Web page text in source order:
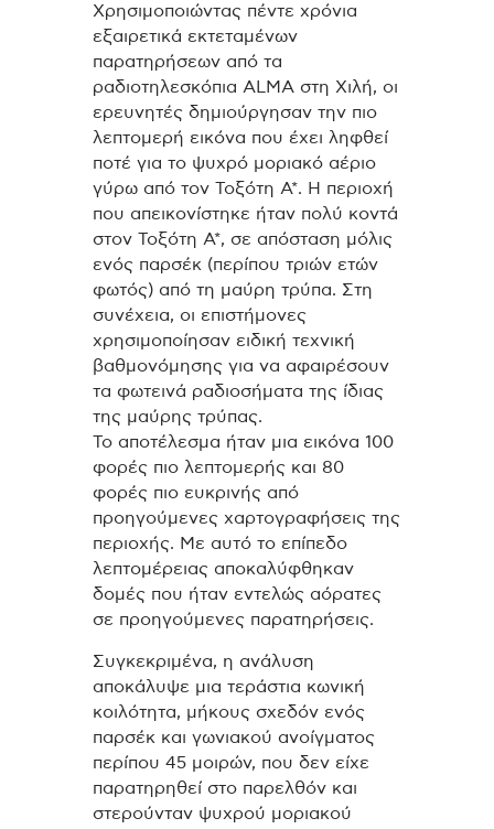
Χρησιμοποιώντας πέντε χρόνια
εξαιρετικά εκτεταμένων
παρατηρήσεων από τα
ραδιοτηλεσκόπια ALMA στη Χιλή, οι
ερευνητές δημιούργησαν την πιο
λεπτομερή εικόνα που έχει ληφθεί
ποτέ για το ψυχρό μοριακό αέριο
γύρω από τον Τοξότη A*. Η περιοχή
που απεικονίστηκε ήταν πολύ κοντά
στον Τοξότη Α*, σε απόσταση μόλις
ενός παρσέκ (περίπου τριών ετών
φωτός) από τη μαύρη τρύπα. Στη
συνέχεια, οι επιστήμονες
χρησιμοποίησαν ειδική τεχνική
βαθμονόμησης για να αφαιρέσουν
τα φωτεινά ραδιοσήματα της ίδιας
της μαύρης τρύπας.
Το αποτέλεσμα ήταν μια εικόνα 100
φορές πιο λεπτομερής και 80
φορές πιο ευκρινής από
προηγούμενες χαρτογραφήσεις της
περιοχής. Με αυτό το επίπεδο
λεπτομέρειας αποκαλύφθηκαν
δομές που ήταν εντελώς αόρατες
σε προηγούμενες παρατηρήσεις.
Συγκεκριμένα, η ανάλυση
αποκάλυψε μια τεράστια κωνική
κοιλότητα, μήκους σχεδόν ενός
παρσέκ και γωνιακού ανοίγματος
περίπου 45 μοιρών, που δεν είχε
παρατηρηθεί στο παρελθόν και
στερούνταν ψυχρού μοριακού